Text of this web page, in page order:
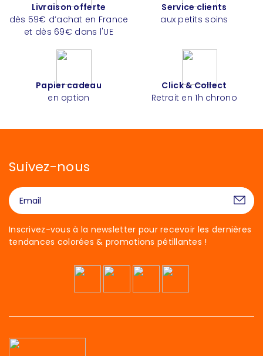
Livraison offerte
dès 59€ d’achat en France
et dès 69€ dans l'UE
Service clients
aux petits soins
Papier cadeau
en option
Click & Collect
Retrait en 1h chrono
Suivez-nous
Inscrivez-vous à la newsletter pour recevoir les dernières
tendances colorées & promotions pétillantes !